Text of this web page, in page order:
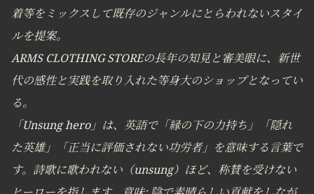
着等をミックスして既存のジャンルにとらわれないスタイ
ルを提案。
ARMS CLOTHING STOREの長年の知見と審美眼に、新世
代の感性と実践を取り入れた等身大のショップとなってい
る。
「Unsung hero」は、英語で「縁の下の力持ち」「隠れ
た英雄」「正当に評価されない功労者」を意味する言葉で
す。詩歌に歌われない（unsung）ほど、称賛を受けない